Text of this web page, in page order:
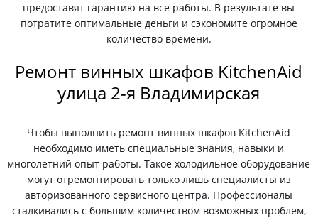
предоставят гарантию на все работы. В результате вы
потратите оптимальные деньги и сэкономите огромное
количество времени.
Ремонт винных шкафов KitchenAid
улица 2-я Владимирская
Чтобы выполнить ремонт винных шкафов KitchenAid
необходимо иметь специальные знания, навыки и
многолетний опыт работы. Такое холодильное оборудование
могут отремонтировать только лишь специалисты из
авторизованного сервисного центра. Профессионалы
сталкивались с большим количеством возможных проблем,